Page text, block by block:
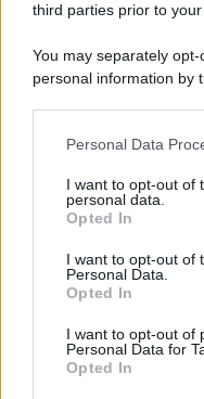
third parties prior to your
You may separately
personal information by
This information may
disclose it to other
Please note that this
services and may
not limited to your visit
grant or deny consent
consent section.
Personal Data
I want to opt-out of
personal data.
Opted In
I want to opt-out of
Personal Data.
Opted In
I want to opt-out of
Personal Data for
Opted In